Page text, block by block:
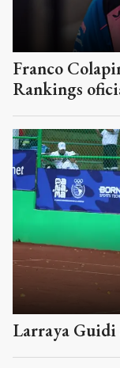
Franco
Rankings
Larraya Guidi